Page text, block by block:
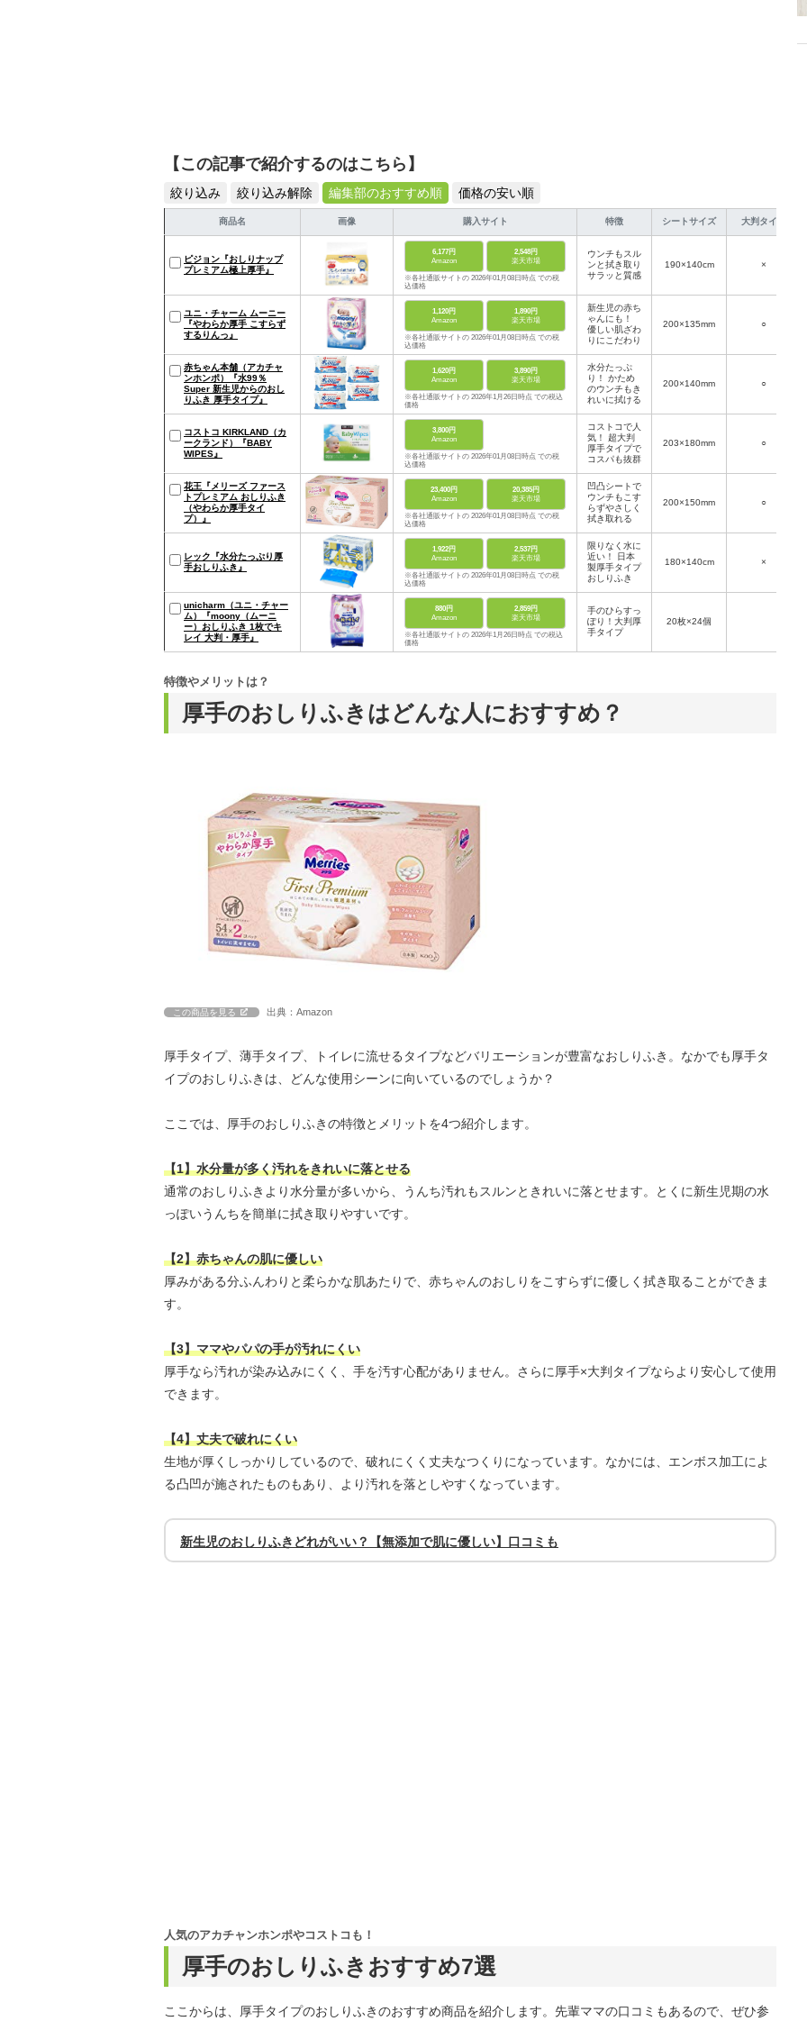
【この記事で紹介するのはこちら】
絞り込み 絞り込み解除 編集部のおすすめ順 価格の安い順
商品名 画像 購入サイト 特徴 シートサイズ 大判タイプ
ピジョン『おしりナップ
プレミアム極上厚手』
6,177円
Amazon
2,548円
楽天市場
※各社通販サイトの 2026年01月08日時点 での税
込価格
ウンチもスル
ンと拭き取り
サラッと質感
190×140cm ×
ユニ・チャーム ムーニー
『やわらか厚手 こすらず
するりんっ』
1,120円
Amazon
1,890円
楽天市場
※各社通販サイトの 2026年01月08日時点 での税
込価格
新生児の赤ち
ゃんにも！
優しい肌ざわ
りにこだわり
200×135mm ○
赤ちゃん本舗（アカチャ
ンホンポ）『水99％
Super 新生児からのおし
りふき 厚手タイプ』
1,620円
Amazon
3,890円
楽天市場
※各社通販サイトの 2026年1月26日時点 での税込
価格
水分たっぷ
り！ かため
のウンチもき
れいに拭ける
200×140mm ○
コストコ KIRKLAND（カ
ークランド）『BABY
WIPES』
3,800円
Amazon
※各社通販サイトの 2026年01月08日時点 での税
込価格
コストコで人
気！ 超大判
厚手タイプで
コスパも抜群
203×180mm ○
花王『メリーズ ファース
トプレミアム おしりふき
（やわらか厚手タイ
プ）』
23,400円
Amazon
20,385円
楽天市場
※各社通販サイトの 2026年01月08日時点 での税
込価格
凹凸シートで
ウンチもこす
らずやさしく
拭き取れる
200×150mm ○
レック『水分たっぷり厚
手おしりふき』
1,922円
Amazon
2,537円
楽天市場
※各社通販サイトの 2026年01月08日時点 での税
込価格
限りなく水に
近い！ 日本
製厚手タイプ
おしりふき
180×140cm ×
unicharm（ユニ・チャー
ム）『moony（ムーニ
ー）おしりふき 1枚でキ
レイ 大判・厚手』
880円
Amazon
2,859円
楽天市場
※各社通販サイトの 2026年1月26日時点 での税込
価格
手のひらすっ
ぽり！大判厚
手タイプ
20枚×24個
厚手のおしりふきはどんな人におすすめ？
特徴やメリットは？
この商品を見る 出典：Amazon
厚手タイプ、薄手タイプ、トイレに流せるタイプなどバリエーションが豊富なおしりふき。なかでも厚手タ
イプのおしりふきは、どんな使用シーンに向いているのでしょうか？
ここでは、厚手のおしりふきの特徴とメリットを4つ紹介します。
【1】水分量が多く汚れをきれいに落とせる
通常のおしりふきより水分量が多いから、うんち汚れもスルンときれいに落とせます。とくに新生児期の水
っぽいうんちを簡単に拭き取りやすいです。
【2】赤ちゃんの肌に優しい
厚みがある分ふんわりと柔らかな肌あたりで、赤ちゃんのおしりをこすらずに優しく拭き取ることができま
す。
【3】ママやパパの手が汚れにくい
厚手なら汚れが染み込みにくく、手を汚す心配がありません。さらに厚手×大判タイプならより安心して使用
できます。
【4】丈夫で破れにくい
生地が厚くしっかりしているので、破れにくく丈夫なつくりになっています。なかには、エンボス加工によ
る凸凹が施されたものもあり、より汚れを落としやすくなっています。
新生児のおしりふきどれがいい？【無添加で肌に優しい】口コミも
厚手のおしりふきおすすめ7選
人気のアカチャンホンポやコストコも！
ここからは、厚手タイプのおしりふきのおすすめ商品を紹介します。先輩ママの口コミもあるので、ぜひ参